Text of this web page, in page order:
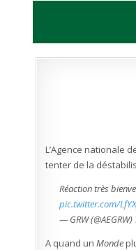
L’Agence nationale
tenter de la
Réaction très
pic.twitter.com/
— GRW (@AEGRW)
A quand unMonde